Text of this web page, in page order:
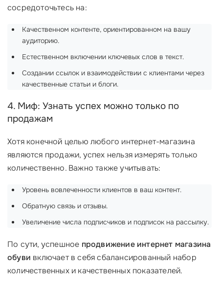
сосредоточьтесь на:
Качественном контенте, ориентированном на вашу
аудиторию.
Естественном включении ключевых слов в текст.
Создании ссылок и взаимодействии с клиентами через
качественные статьи и блоги.
4. Миф: Узнать успех можно только по
продажам
Хотя конечной целью любого интернет-магазина
являются продажи, успех нельзя измерять только
количественно. Важно также учитывать:
Уровень вовлеченности клиентов в ваш контент.
Обратную связь и отзывы.
Увеличение числа подписчиков и подписок на рассылку.
По сути, успешное продвижение интернет магазина
обуви включает в себя сбалансированный набор
количественных и качественных показателей.